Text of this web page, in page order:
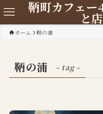
鞆町カフェー
と
ホーム 鞆の浦
鞆の浦 – tag –